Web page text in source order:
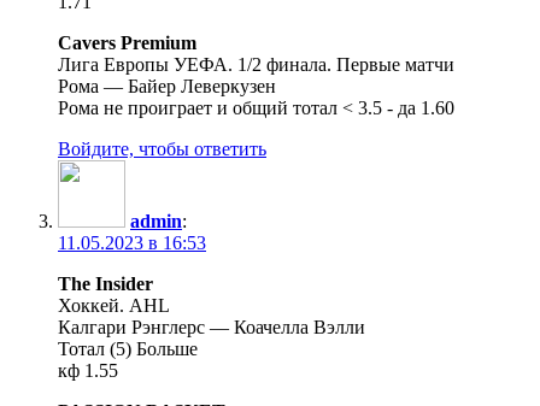
Cavers Premium
Лига Европы УЕФА. 1/2 финала. Первые матчи
Рома — Байер Леверкузен
Рома не проиграет и общий тотал < 3.5 - да 1.60
Войдите, чтобы ответить
admin:
11.05.2023 в 16:53
The Insider
Хоккей. AHL
Калгари Рэнглерс — Коачелла Вэлли
Тотал (5) Больше
кф 1.55